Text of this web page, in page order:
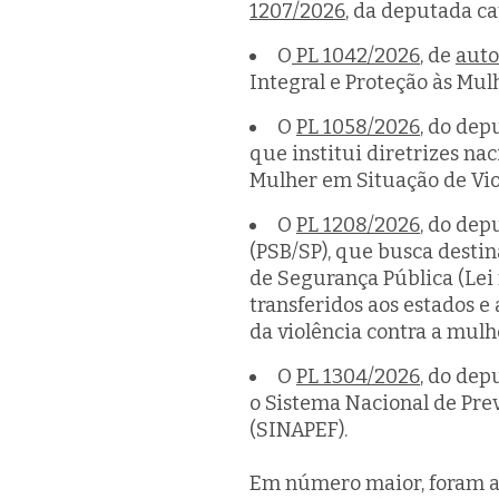
1207/2026, da deputada
O PL 1042/2026, de
Integral e Proteção às
O PL 1058/2026, do
que institui diretrizes
Mulher em Situação de
O PL 1208/2026, do
(PSB/SP), que busca
de Segurança Pública (Lei
transferidos aos estados
da violência contra a
O PL 1304/2026, do
o Sistema Nacional de
(SINAPEF).
Em número maior, foram